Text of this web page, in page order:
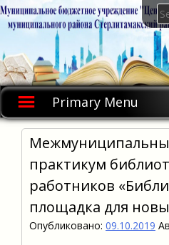
Skip
to
Primary Menu
практикум
работников
площадка для
Опубликовано: 09.10.2019